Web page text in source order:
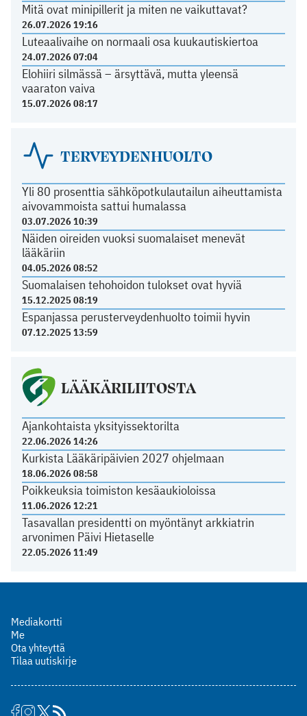
Mitä ovat minipillerit ja miten ne vaikuttavat?
26.07.2026 19:16
Luteaalivaihe on normaali osa kuukautiskiertoa
24.07.2026 07:04
Elohiiri silmässä – ärsyttävä, mutta yleensä
vaaraton vaiva
15.07.2026 08:17
TERVEYDENHUOLTO
Yli 80 prosenttia sähköpotkulautailun aiheuttamista
aivovammoista sattui humalassa
03.07.2026 10:39
Näiden oireiden vuoksi suomalaiset menevät
lääkäriin
04.05.2026 08:52
Suomalaisen tehohoidon tulokset ovat hyviä
15.12.2025 08:19
Espanjassa perusterveydenhuolto toimii hyvin
07.12.2025 13:59
LÄÄKÄRILIITOSTA
Ajankohtaista yksityissektorilta
22.06.2026 14:26
Kurkista Lääkäripäivien 2027 ohjelmaan
18.06.2026 08:58
Poikkeuksia toimiston kesäaukioloissa
11.06.2026 12:21
Tasavallan presidentti on myöntänyt arkkiatrin
arvonimen Päivi Hietaselle
22.05.2026 11:49
Mediakortti
Me
Ota yhteyttä
Tilaa uutiskirje